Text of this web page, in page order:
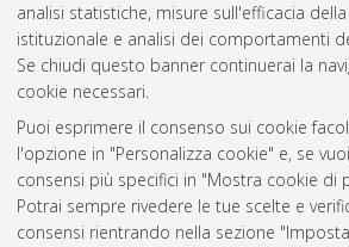
analisi statistiche, misure sull'efficacia
istituzionale e analisi dei comportamenti
Se chiudi questo banner continuerai la
cookie necessari.
Puoi esprimere il consenso sui cookie
l'opzione in "Personalizza cookie" e, se
consensi più specifici in "Mostra cookie di
Potrai sempre rivedere le tue scelte e
consensi rientrando nella sezione
Gestione del
Atom
Rss 1.0
Rss 2.0